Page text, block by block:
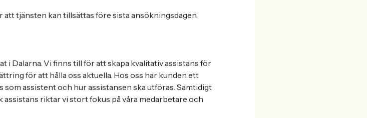
tjänsten kan tillsättas före sista ansökningsdagen.
i Dalarna. Vi finns till för att skapa kvalitativ assistans för
för att hålla oss aktuella. Hos oss har kunden ett
assistent och hur assistansen ska utföras. Samtidigt
riktar vi stort fokus på våra medarbetare och